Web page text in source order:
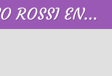
FANCLUB SEMINO ROSSI EN FRANCE